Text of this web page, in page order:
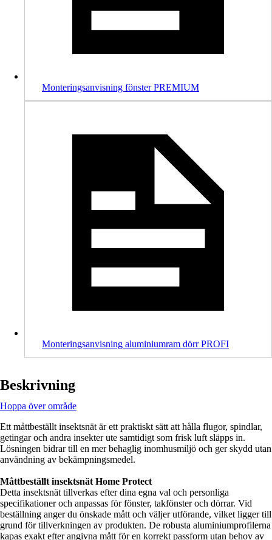
Monteringsanvisning fönster PREMIUM
Monteringsanvisning aluminiumram dörr PROFI
Beskrivning
Hoppa över område
Ett måttbeställt insektsnät är ett praktiskt sätt att hålla flugor, spindlar,
getingar och andra insekter ute samtidigt som frisk luft släpps in.
Lösningen bidrar till en mer behaglig inomhusmiljö och ger skydd utan
användning av bekämpningsmedel.
Måttbeställt insektsnät Home Protect
Detta insektsnät tillverkas efter dina egna val och personliga
specifikationer och anpassas för fönster, takfönster och dörrar. Vid
beställning anger du önskade mått och väljer utförande, vilket ligger till
grund för tillverkningen av produkten. De robusta aluminiumprofilerna
kapas exakt efter angivna mått för en korrekt passform utan behov av